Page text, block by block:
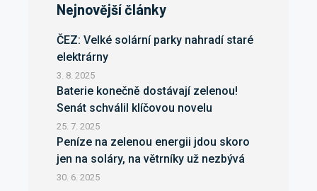
Nejnovější články
ČEZ: Velké solární parky nahradí staré
elektrárny
3. 8. 2025
Baterie konečně dostávají zelenou!
Senát schválil klíčovou novelu
25. 7. 2025
Peníze na zelenou energii jdou skoro
jen na soláry, na větrníky už nezbývá
30. 6. 2025